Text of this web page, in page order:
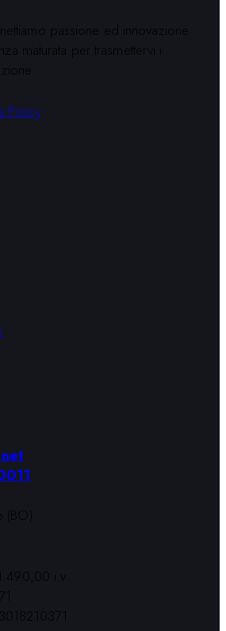
passione ed innovazione
maturata per trasmettervi i
Policy
(BO)
i.v.